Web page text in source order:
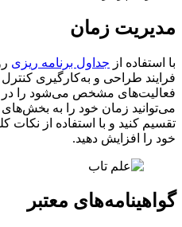
مدیریت زمان
با استفاده از جداول برنامه ریزی
فرایند طراحی و به‌کارگیری
فعالیت‌های مشخص می‌شود را در
می‌توانید زمان خود را به
تقسیم کنید و با استفاده از نکات
خود را افزایش دهید.
گواهینامه‌های معتبر